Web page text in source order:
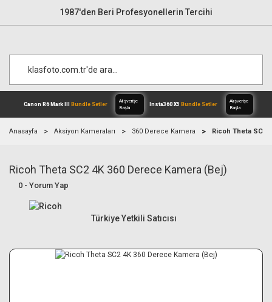
1987'den Beri Profesyonellerin Tercihi
Canon R6 Mark IIIBundle Setler
Alışverişe
Anasayfa Aksiyon Kameraları 360 Derece Kamera Ricoh Theta SC2
Ricoh Theta SC2 4K 360 Derece Kamera (Bej)
0 - Yorum Yap
Türkiye Yetkili Satıcısı